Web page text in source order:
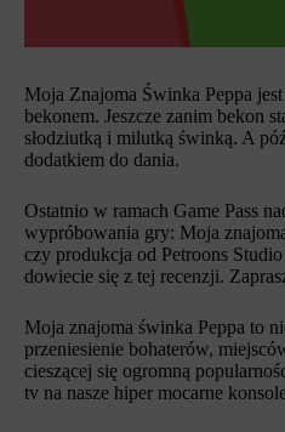
Moja Znajoma Świnka Peppa
bekonem. Jeszcze zanim bekon
słodziutką i milutką świnką. A
dodatkiem do dania.
Ostatnio w ramach Game Pass
wypróbowania gry: Moja
czy produkcja od Petroons
dowiecie się z tej recenzji.
Moja znajoma świnka Peppa to
przeniesienie bohaterów,
cieszącej się ogromną
tv na nasze hiper mocarne